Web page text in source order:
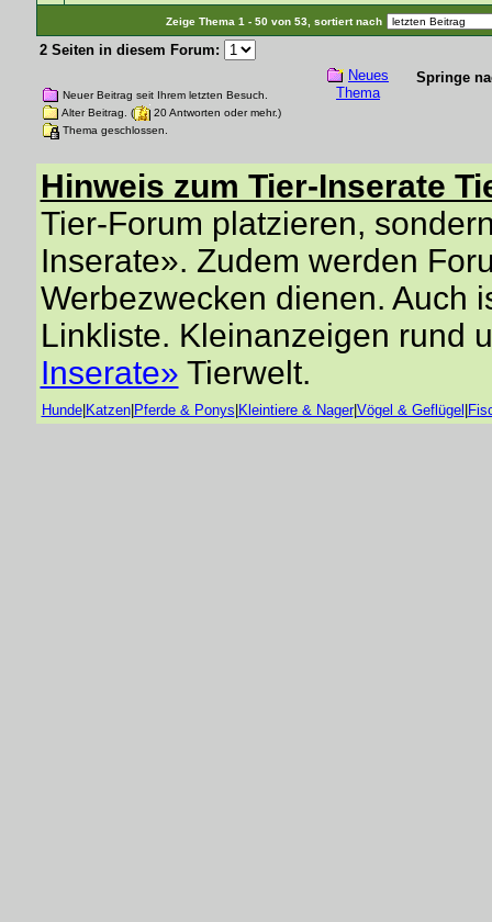
Zeige Thema 1 - 50 von 53, sortiert nach
2 Seiten in diesem Forum:
Neuer Beitrag seit Ihrem letzten Besuch.
Alter Beitrag. (
20 Antworten oder mehr.)
Thema geschlossen.
Neues
Thema
Springe
Hinweis zum Tier-Inserate
Tier-Forum platzieren,
Inserate». Zudem werden
Werbezwecken dienen. Auch
Linkliste. Kleinanzeigen rund
Inserate» Tierwelt.
Hunde| Katzen| Pferde & Ponys Kleintiere & Nager|Vögel & Geflügel